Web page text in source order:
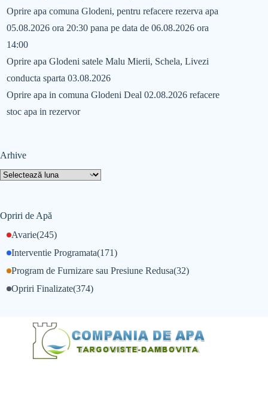
Oprire apa comuna Glodeni, pentru refacere rezerva apa
05.08.2026 ora 20:30 pana pe data de 06.08.2026 ora
14:00
Oprire apa Glodeni satele Malu Mierii, Schela, Livezi
conducta sparta 03.08.2026
Oprire apa in comuna Glodeni Deal 02.08.2026 refacere
stoc apa in rezervor
Arhive
Opriri de Apă
Avarie(245)
Interventie Programata(171)
Opriri Finalizate(374)
Program de Furnizare sau Presiune Redusa(32)